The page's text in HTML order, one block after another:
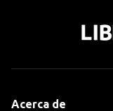
Acerca de